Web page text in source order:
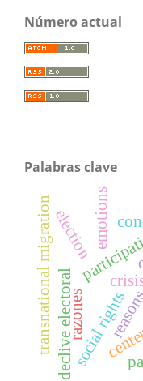
Número actual
Palabras clave
declive electoral
transnational migration social rights
election
razones
emotions